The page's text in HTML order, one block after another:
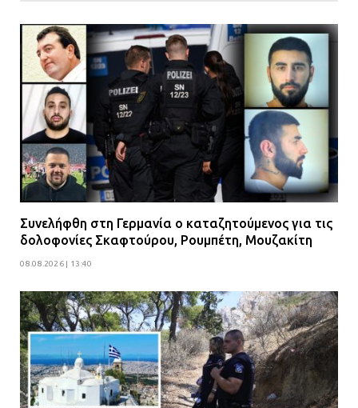
Συνελήφθη στη Γερμανία ο καταζητούμενος για τις
δολοφονίες Σκαφτούρου, Ρουμπέτη, Μουζακίτη
08.08.2026 | 13:40